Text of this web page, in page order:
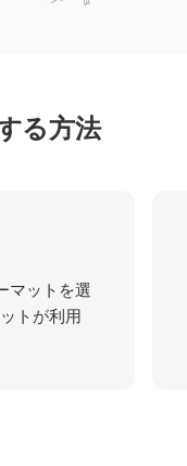
る方法
マットを選
トが利用